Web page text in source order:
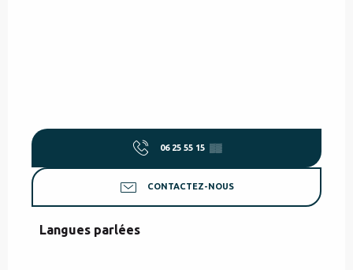
06 25 55 15 ▒▒
CONTACTEZ-NOUS
Langues parlées
Langues parlées